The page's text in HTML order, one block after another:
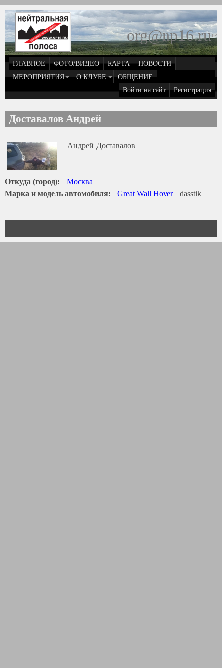
Перейти к основному содержанию
org@np16.ru
ГЛАВНОЕ ФОТО/ВИДЕО КАРТА
НОВОСТИ
МЕРОПРИЯТИЯ
О КЛУБЕ
ОБЩЕНИЕ
Войти на сайт
Регистрация
Доставалов Андрей
Андрей Доставалов
Откуда (город):
Москва
Марка и модель автомобиля:
Great Wall Hover dasstik